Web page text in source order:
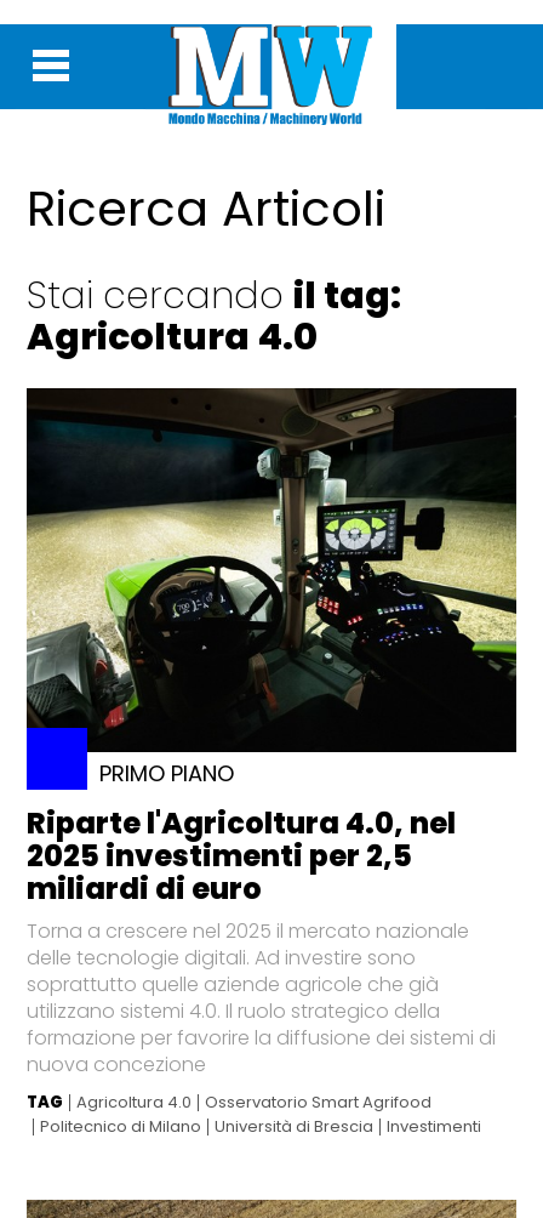
Ricerca Articoli
Stai cercando il tag:
Agricoltura 4.0
PRIMO PIANO
Riparte l'Agricoltura 4.0, nel
2025 investimenti per 2,5
miliardi di euro
Torna a crescere nel 2025 il mercato nazionale
delle tecnologie digitali. Ad investire sono
soprattutto quelle aziende agricole che già
utilizzano sistemi 4.0. Il ruolo strategico della
formazione per favorire la diffusione dei sistemi di
nuova concezione
TAG Agricoltura 4.0
Osservatorio Smart Agrifood
Politecnico di Milano
Università di Brescia Investimenti